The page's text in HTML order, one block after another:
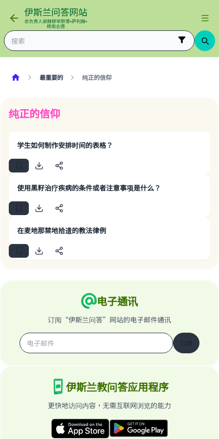
最重要的 纯正的信仰
纯正的信仰
学生如何制作安排时间的表格？
使用黑籽治疗疾病的条件或者注意事项是什么？
在麦地那禁地拾遗的教法律例
电子通讯
订阅“伊斯兰问答”网站的电子邮件通讯
伊斯兰教问答应用程序
更快地访问内容，无需互联网浏览的能力
Make an impact on millions of lives
The Prophet (ﷺ) said:
good will earn the same reward as those who
do it."
(MUSLIM, 1893)